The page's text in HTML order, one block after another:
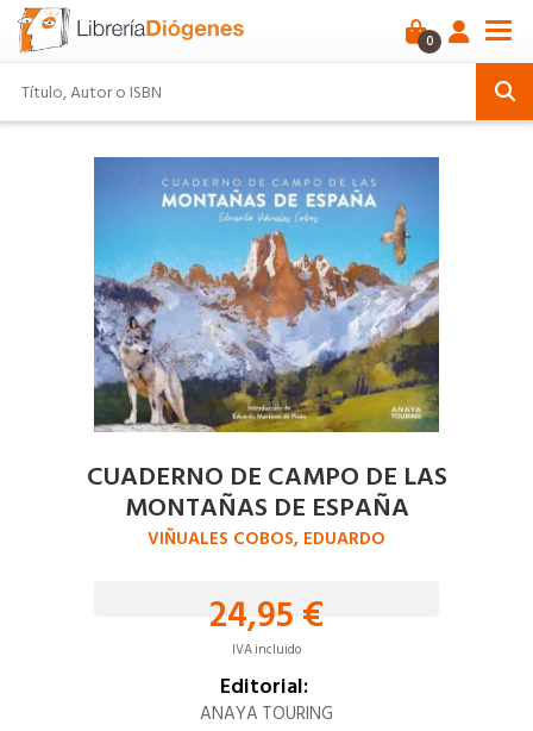
0
CUADERNO DE CAMPO DE LAS
MONTAÑAS DE ESPAÑA
VIÑUALES COBOS, EDUARDO
24,95 €
IVA incluido
Editorial:
ANAYA TOURING